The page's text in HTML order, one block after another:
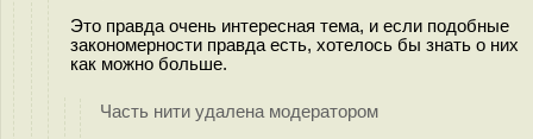
Это правда очень интересная тема, и если подобные
закономерности правда есть, хотелось бы знать о них
как можно больше.
Часть нити удалена модератором